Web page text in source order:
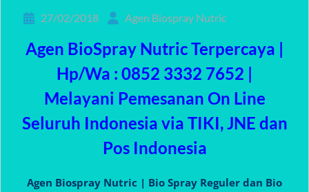
27/02/2018 Agen Biospray Nutric
Agen BioSpray Nutric Terpercaya |
Hp/Wa : 0852 3332 7652 |
Melayani Pemesanan On Line
Seluruh Indonesia via TIKI, JNE dan
Pos Indonesia
Agen Biospray Nutric | Bio Spray Reguler dan Bio